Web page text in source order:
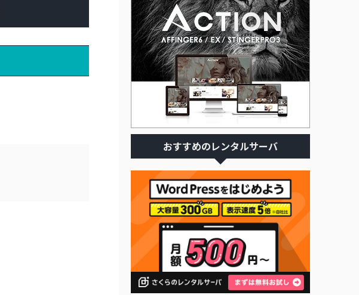
おすすめのレンタルサーバ